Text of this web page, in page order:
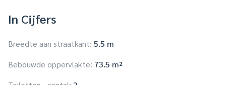
In Cijfers
Breedte aan straatkant: 5.5 m
Bebouwde oppervlakte: 73.5 m²